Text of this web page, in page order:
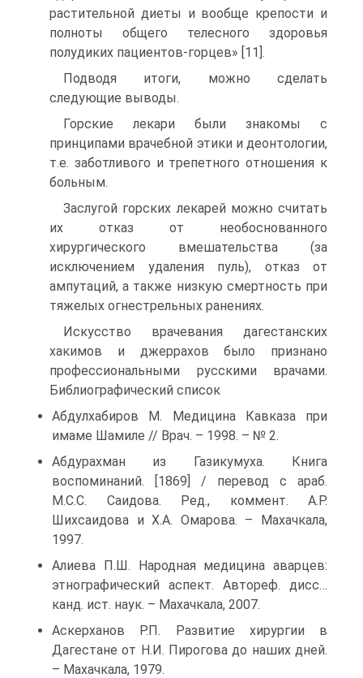
растительной диеты и вообще крепости и
полноты общего телесного здоровья
полудиких пациентов-горцев» [11].
Подводя итоги, можно сделать
следующие выводы.
Горские лекари были знакомы с
принципами врачебной этики и деонтологии,
т.е. заботливого и трепетного отношения к
больным.
Заслугой горских лекарей можно считать
их отказ от необоснованного
хирургического вмешательства (за
исключением удаления пуль), отказ от
ампутаций, а также низкую смертность при
тяжелых огнестрельных ранениях.
Искусство врачевания дагестанских
хакимов и джеррахов было признано
профессиональными русскими врачами.
Библиографический список
Абдулхабиров М. Медицина Кавказа при
имаме Шамиле // Врач. – 1998. – № 2.
Абдурахман из Газикумуха. Книга
воспоминаний. [1869] / перевод с араб.
М.С.С. Саидова. Ред., коммент. А.Р.
Шихсаидова и Х.А. Омарова. – Махачкала,
1997.
Алиева П.Ш. Народная медицина аварцев:
этнографический аспект. Автореф. дисс…
канд. ист. наук. – Махачкала, 2007.
Аскерханов Р.П. Развитие хирургии в
Дагестане от Н.И. Пирогова до наших дней.
– Махачкала, 1979.